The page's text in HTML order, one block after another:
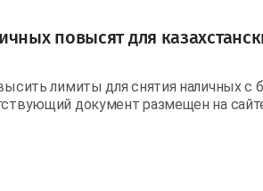
повысят для
лимиты для снятия наличных с
документ размещен на